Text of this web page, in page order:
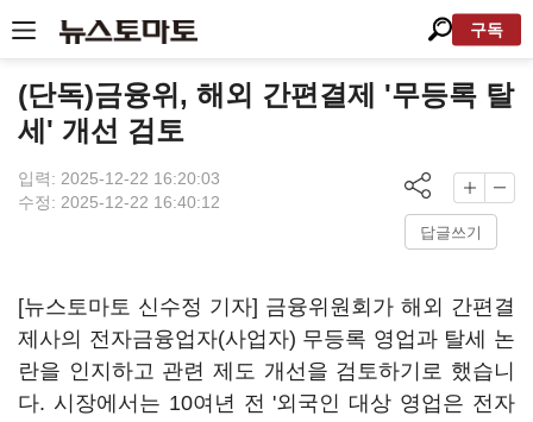
구독
(단독)금융위, 해외 간편결제 '무등록 탈
세' 개선 검토
입력: 2025-12-22 16:20:03
수정: 2025-12-22 16:40:12
답글쓰기
[뉴스토마토 신수정 기자] 금융위원회가 해외 간편결
제사의 전자금융업자(사업자) 무등록 영업과 탈세 논
란을 인지하고 관련 제도 개선을 검토하기로 했습니
다. 시장에서는 10여년 전 '외국인 대상 영업은 전자